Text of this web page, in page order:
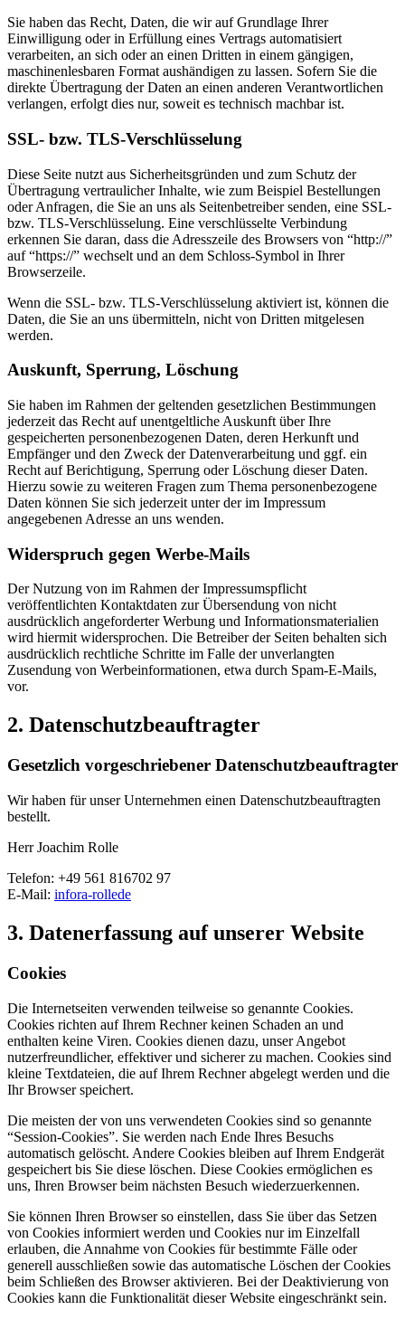
Sie haben das Recht, Daten, die wir auf Grundlage Ihrer
Einwilligung oder in Erfüllung eines Vertrags automatisiert
verarbeiten, an sich oder an einen Dritten in einem gängigen,
maschinenlesbaren Format aushändigen zu lassen. Sofern Sie die
direkte Übertragung der Daten an einen anderen Verantwortlichen
verlangen, erfolgt dies nur, soweit es technisch machbar ist.
SSL- bzw. TLS-Verschlüsselung
Diese Seite nutzt aus Sicherheitsgründen und zum Schutz der
Übertragung vertraulicher Inhalte, wie zum Beispiel Bestellungen
oder Anfragen, die Sie an uns als Seitenbetreiber senden, eine SSL-
bzw. TLS-Verschlüsselung. Eine verschlüsselte Verbindung
erkennen Sie daran, dass die Adresszeile des Browsers von “http://”
auf “https://” wechselt und an dem Schloss-Symbol in Ihrer
Browserzeile.
Wenn die SSL- bzw. TLS-Verschlüsselung aktiviert ist, können die
Daten, die Sie an uns übermitteln, nicht von Dritten mitgelesen
werden.
Auskunft, Sperrung, Löschung
Sie haben im Rahmen der geltenden gesetzlichen Bestimmungen
jederzeit das Recht auf unentgeltliche Auskunft über Ihre
gespeicherten personenbezogenen Daten, deren Herkunft und
Empfänger und den Zweck der Datenverarbeitung und ggf. ein
Recht auf Berichtigung, Sperrung oder Löschung dieser Daten.
Hierzu sowie zu weiteren Fragen zum Thema personenbezogene
Daten können Sie sich jederzeit unter der im Impressum
angegebenen Adresse an uns wenden.
Widerspruch gegen Werbe-Mails
Der Nutzung von im Rahmen der Impressumspflicht
veröffentlichten Kontaktdaten zur Übersendung von nicht
ausdrücklich angeforderter Werbung und Informationsmaterialien
wird hiermit widersprochen. Die Betreiber der Seiten behalten sich
ausdrücklich rechtliche Schritte im Falle der unverlangten
Zusendung von Werbeinformationen, etwa durch Spam-E-Mails,
vor.
2. Datenschutzbeauftragter
Gesetzlich vorgeschriebener Datenschutzbeauftragter
Wir haben für unser Unternehmen einen Datenschutzbeauftragten
bestellt.
Herr Joachim Rolle
Telefon: +49 561 816702 97
E-Mail: infora-rollede
3. Datenerfassung auf unserer Website
Cookies
Die Internetseiten verwenden teilweise so genannte Cookies.
Cookies richten auf Ihrem Rechner keinen Schaden an und
enthalten keine Viren. Cookies dienen dazu, unser Angebot
nutzerfreundlicher, effektiver und sicherer zu machen. Cookies sind
kleine Textdateien, die auf Ihrem Rechner abgelegt werden und die
Ihr Browser speichert.
Die meisten der von uns verwendeten Cookies sind so genannte
“Session-Cookies”. Sie werden nach Ende Ihres Besuchs
automatisch gelöscht. Andere Cookies bleiben auf Ihrem Endgerät
gespeichert bis Sie diese löschen. Diese Cookies ermöglichen es
uns, Ihren Browser beim nächsten Besuch wiederzuerkennen.
Sie können Ihren Browser so einstellen, dass Sie über das Setzen
von Cookies informiert werden und Cookies nur im Einzelfall
erlauben, die Annahme von Cookies für bestimmte Fälle oder
generell ausschließen sowie das automatische Löschen der Cookies
beim Schließen des Browser aktivieren. Bei der Deaktivierung von
Cookies kann die Funktionalität dieser Website eingeschränkt sein.